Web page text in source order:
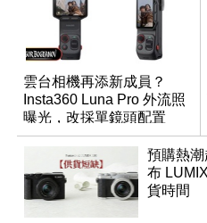
雲台相機再添新成員？
Insta360 Luna Pro 外流照
曝光，改採單鏡頭配置
預購熱
布
貨時間